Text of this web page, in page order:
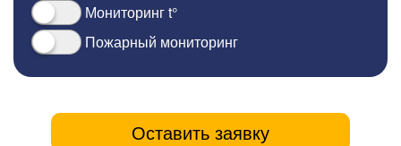
Мониторинг t°
Пожарный мониторинг
Оставить заявку